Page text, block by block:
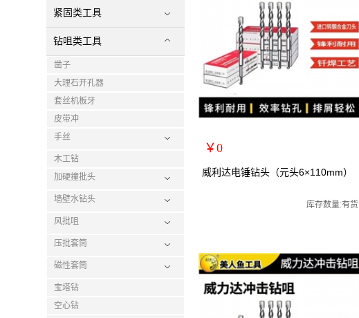
紧固类工具
钻咀类工具
凿子
大理石开孔器
套丝机板牙
皮带冲
手丝
木工钻
加硬撞批头
墙壁水钻头
风批咀
压批套筒
磁性套筒
宝塔钻
空心钻
￥0
扩展说明：
单位：
威利达电锤钻头（元头6×110mm）
库存数量:有货